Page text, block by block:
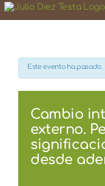
Saltar
Este evento ha pasado.
Cambio
externo.
desde